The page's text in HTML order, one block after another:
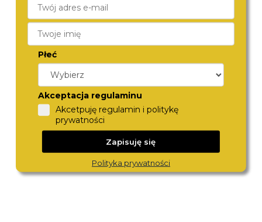
TOMMY HILFIGER
1792279 25200545
Płeć
Akceptacja regulaminu
Akcetpuję regulamin i politykę
prywatności
Zapisuję się
Polityka prywatności